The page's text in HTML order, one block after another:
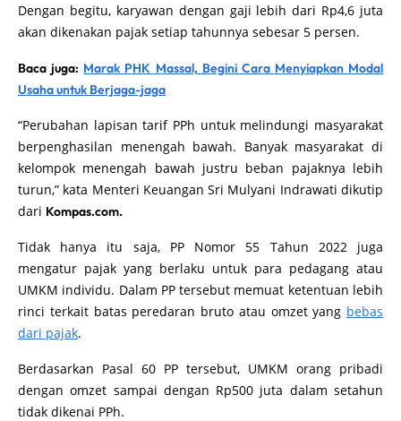
Dengan begitu, karyawan dengan gaji lebih dari Rp4,6 juta
akan dikenakan pajak setiap tahunnya sebesar 5 persen.
Baca juga: Marak PHK Massal, Begini Cara Menyiapkan Modal
Usaha untuk Berjaga-jaga
“Perubahan lapisan tarif PPh untuk melindungi masyarakat
berpenghasilan menengah bawah. Banyak masyarakat di
kelompok menengah bawah justru beban pajaknya lebih
turun,” kata Menteri Keuangan Sri Mulyani Indrawati dikutip
dari Kompas.com.
Tidak hanya itu saja, PP Nomor 55 Tahun 2022 juga
mengatur pajak yang berlaku untuk para pedagang atau
UMKM individu. Dalam PP tersebut memuat ketentuan lebih
rinci terkait batas peredaran bruto atau omzet yang bebas
dari pajak.
Berdasarkan Pasal 60 PP tersebut, UMKM orang pribadi
dengan omzet sampai dengan Rp500 juta dalam setahun
tidak dikenai PPh.